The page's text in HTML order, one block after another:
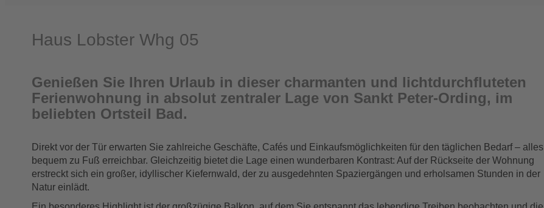
Haus Lobster Whg 05
Genießen Sie Ihren Urlaub in dieser charmanten und lichtdurchfluteten
Ferienwohnung in absolut zentraler Lage von Sankt Peter-Ording, im
beliebten Ortsteil Bad.
Direkt vor der Tür erwarten Sie zahlreiche Geschäfte, Cafés und Einkaufsmöglichkeiten für den täglichen Bedarf – alles
bequem zu Fuß erreichbar. Gleichzeitig bietet die Lage einen wunderbaren Kontrast: Auf der Rückseite der Wohnung
erstreckt sich ein großer, idyllischer Kiefernwald, der zu ausgedehnten Spaziergängen und erholsamen Stunden in der
Natur einlädt.